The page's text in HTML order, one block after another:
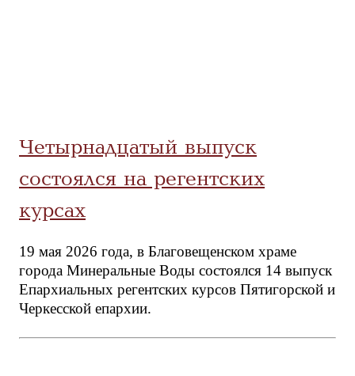
Четырнадцатый выпуск
состоялся на регентских
курсах
19 мая 2026 года, в Благовещенском храме
города Минеральные Воды состоялся 14 выпуск
Епархиальных регентских курсов Пятигорской и
Черкесской епархии.